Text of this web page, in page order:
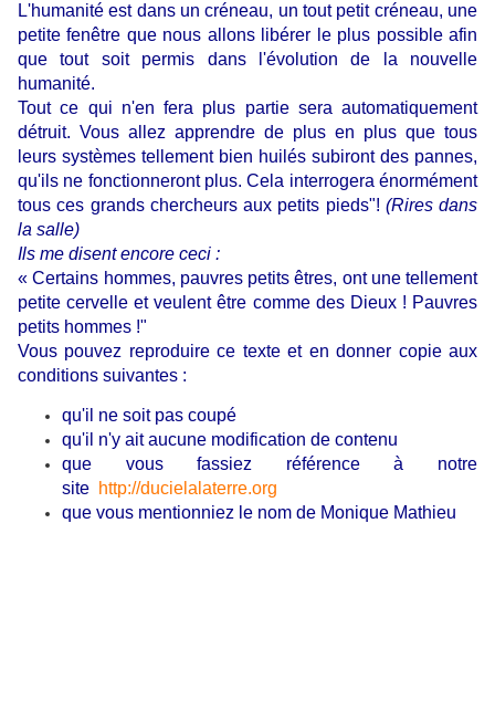
L'humanité est dans un créneau, un tout petit créneau, une
petite fenêtre que nous allons libérer le plus possible afin
que tout soit permis dans l'évolution de la nouvelle
humanité.
Tout ce qui n'en fera plus partie sera automatiquement
détruit. Vous allez apprendre de plus en plus que tous
leurs systèmes tellement bien huilés subiront des pannes,
qu'ils ne fonctionneront plus. Cela interrogera énormément
tous ces grands chercheurs aux petits pieds"! (Rires dans
la salle)
Ils me disent encore ceci :
« Certains hommes, pauvres petits êtres, ont une tellement
petite cervelle et veulent être comme des Dieux ! Pauvres
petits hommes !"
Vous pouvez reproduire ce texte et en donner copie aux
conditions suivantes :
qu'il ne soit pas coupé
qu'il n'y ait aucune modification de contenu
que vous fassiez référence à notre
site http://ducielalaterre.org
que vous mentionniez le nom de Monique Mathieu